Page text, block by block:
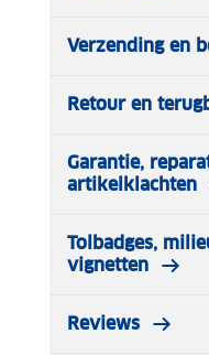
Verzending en
Retour en
Garantie,
artikelklachten
Tolbadges,
vignetten
Reviews